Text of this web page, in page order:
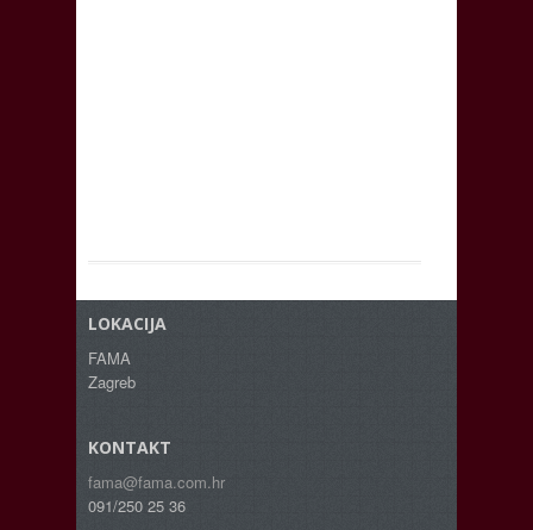
LOKACIJA
FAMA
Zagreb
KONTAKT
fama@fama.com.hr
091/250 25 36